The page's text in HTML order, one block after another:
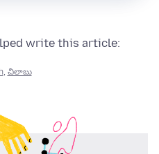
write this article:
, చిలాబు